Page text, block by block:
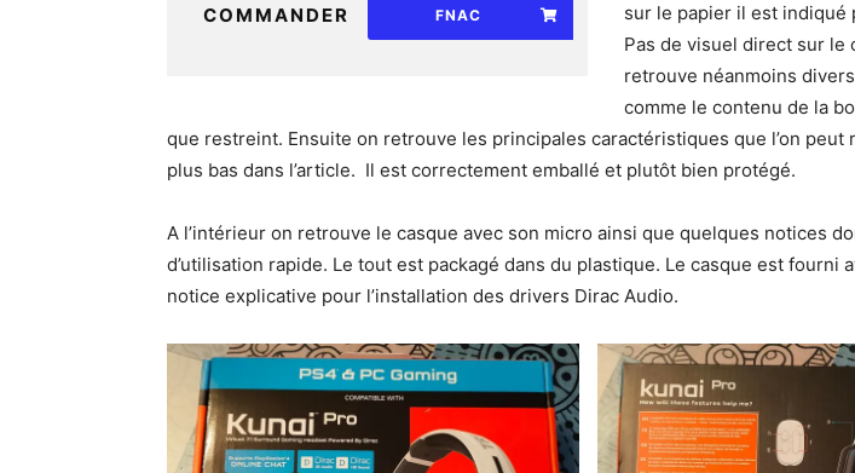
COMMANDER FNAC
sur le papier il est indiqué
Pas de visuel direct sur le
retrouve néanmoins
comme le contenu de la
que restreint. Ensuite on retrouve les principales caractéristiques que l’on peut
plus bas dans l’article. Il est correctement emballé et plutôt bien protégé.
A l’intérieur on retrouve le casque avec son micro ainsi que quelques notices
d’utilisation rapide. Le tout est packagé dans du plastique. Le casque est fourni
notice explicative pour l’installation des drivers Dirac Audio.